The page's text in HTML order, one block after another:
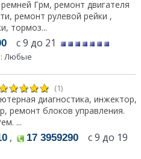
Грм, ремонт двигателя
ремонт рулевой рейки ,
тормоз...
с 9 до 21
Любые
(1)
диагностика, инжектор,
ремонт блоков управления.
...
, 17 3959290 с 9 до 19